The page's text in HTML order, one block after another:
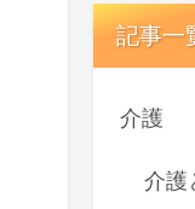
記事一
介護
介護